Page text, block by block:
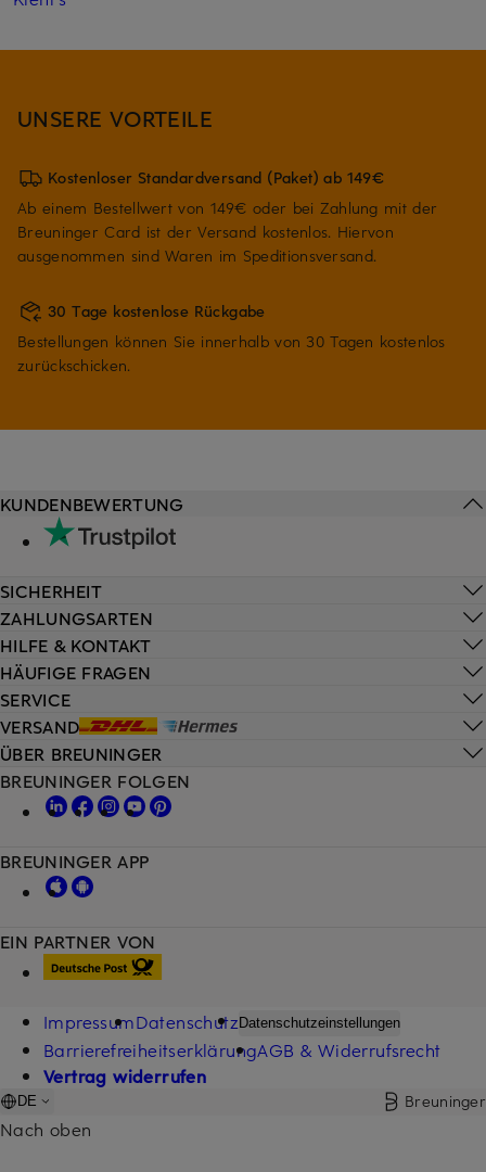
UNSERE VORTEILE
Kostenloser Standardversand (Paket) ab 149€
Ab einem Bestellwert von 149€ oder bei Zahlung mit der
Breuninger Card ist der Versand kostenlos. Hiervon
ausgenommen sind Waren im Speditionsversand.
30 Tage kostenlose Rückgabe
Bestellungen können Sie innerhalb von 30 Tagen kostenlos
zurückschicken.
HILFE & KONTAKT
HÄUFIGE FRAGEN
SERVICE
VERSAND
KUNDENBEWERTUNG
SICHERHEIT
ZAHLUNGSARTEN
ÜBER BREUNINGER
EIN PARTNER VON
BREUNINGER FOLGEN
BREUNINGER APP
ImpressumDatenschutz Datenschutzeinstellungen
BarrierefreiheitserklärungAGB & Widerrufsrecht
Vertrag widerrufen
DE Breuninger
Nach oben